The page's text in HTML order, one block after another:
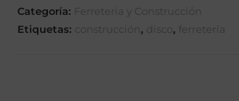
Categoría:
Ferretería y Construcción
Etiquetas:
construcción , disco , ferretería